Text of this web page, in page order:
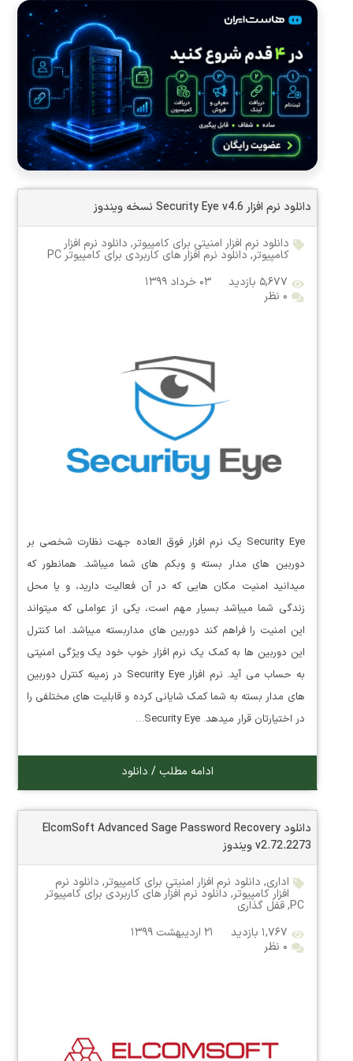
دانلود نرم افزار Security Eye v4.6 نسخه ویندوز
دانلود نرم افزار امنیتی برای کامپیوتر, دانلود نرم افزار
کامپیوتر,دانلود نرم افزار های کاربردی برای کامپیوتر PC
۵,۶۷۷ بازدید
۰۳ خرداد ۱۳۹۹
۰ نظر
Security Eye یک نرم افزار فوق العاده جهت نظارت شخصی بر
دوربین های مدار بسته و وبکم های شما میباشد. همانطور که
میدانید امنیت مکان هایی که در آن فعالیت دارید، و یا محل
زندگی شما میباشد بسیار مهم است، یکی از عواملی که میتواند
این امنیت را فراهم کند دوربین های مداربسته میباشد. اما کنترل
این دوربین ها به کمک یک نرم افزار خوب خود یک ویژگی امنیتی
به حساب می آید. نرم افزار Security Eye در زمینه کنترل دوربین
های مدار بسته به شما کمک شایانی کرده و قابلیت های مختلفی را
در اختیارتان قرار میدهد. Security Eye…
ادامه مطلب / دانلود
دانلود ElcomSoft Advanced Sage Password Recovery
v2.72.2273 ویندوز
اداری, دانلود نرم افزار امنیتی برای کامپیوتر, دانلود نرم
افزار کامپیوتر, دانلود نرم افزار های کاربردی برای کامپیوتر
PC
,قفل گذاری
۱,۷۶۷ بازدید
۲۱ اردیبهشت ۱۳۹۹
۰ نظر